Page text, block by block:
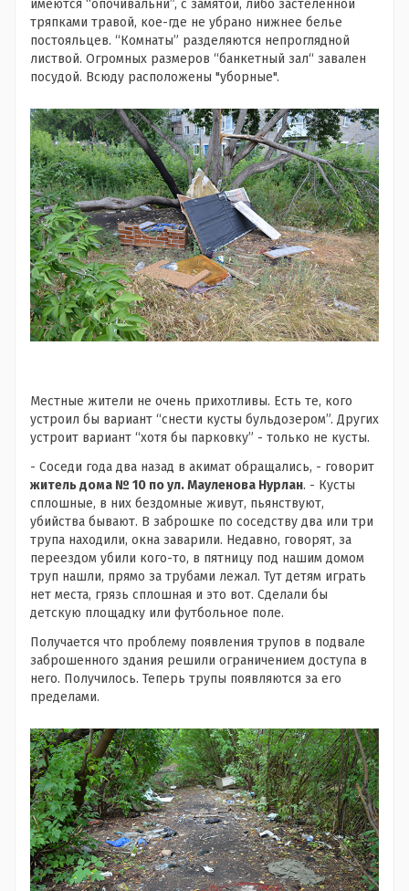
имеются “опочивальни”, с замятой, либо застеленной
тряпками травой, кое-где не убрано нижнее белье
постояльцев. “Комнаты” разделяются непроглядной
листвой. Огромных размеров “банкетный зал“ завален
посудой. Всюду расположены "уборные".
Местные жители не очень прихотливы. Есть те, кого
устроил бы вариант “снести кусты бульдозером”. Других
устроит вариант “хотя бы парковку” - только не кусты.
- Соседи года два назад в акимат обращались, - говорит
житель дома № 10 по ул. Мауленова Нурлан. - Кусты
сплошные, в них бездомные живут, пьянствуют,
убийства бывают. В заброшке по соседству два или три
трупа находили, окна заварили. Недавно, говорят, за
переездом убили кого-то, в пятницу под нашим домом
труп нашли, прямо за трубами лежал. Тут детям играть
нет места, грязь сплошная и это вот. Сделали бы
детскую площадку или футбольное поле.
Получается что проблему появления трупов в подвале
заброшенного здания решили ограничением доступа в
него. Получилось. Теперь трупы появляются за его
пределами.